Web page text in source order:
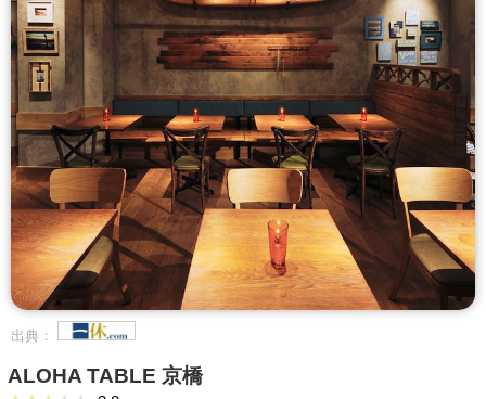
出典：
ALOHA TABLE 京橋